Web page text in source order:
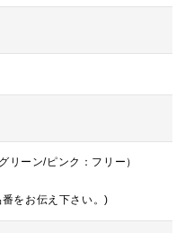
ーン/ピンク：フリー）
をお伝え下さい。)